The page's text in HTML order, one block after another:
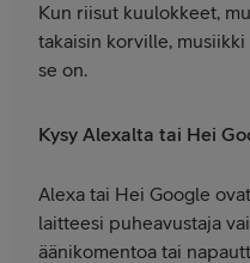
Kun riisut kuulokkeet,
takaisin korville,
se on.
Kysy Alexalta tai Hei
Alexa tai Hei Google
laitteesi puheavustaja
äänikomentoa tai